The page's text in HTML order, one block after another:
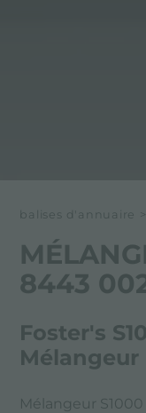
balises d'annuaire >
8443
Foster's
Mélangeur
Mélangeur